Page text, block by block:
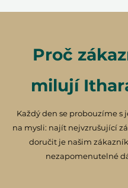
Proč
milují
Každý den se probouzíme s
na mysli: najít nejvzrušující
doručit je našim
nezapomenutelné